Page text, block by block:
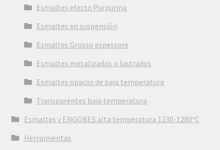
Esmaltes efecto Purpurina
Esmaltes en suspensión
Esmaltes Grosso espessore
Esmaltes metalizados o lustrados
Esmaltes opacos de baja temperatura
Transparentes baja temperatura
Esmaltes y ENGOBES alta temperatura 1230-1280ºC
Herramientas